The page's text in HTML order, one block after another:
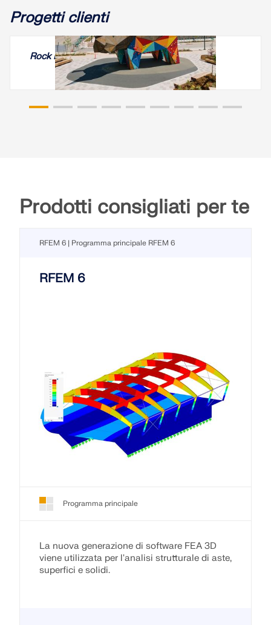
Progetti clienti
Rock Rhino al Denargo Market, Denver, USA
Prodotti consigliati per te
RFEM 6 | Programma principale RFEM 6
RFEM 6
Programma principale
La nuova generazione di software FEA 3D
viene utilizzata per l'analisi strutturale di aste,
superfici e solidi.